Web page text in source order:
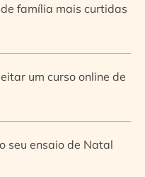
família mais curtidas
um curso online de
seu ensaio de Natal